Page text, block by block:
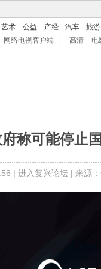
艺术 公益 产经 汽车 旅游
网络电视客户端 高清 电
称可能停止
| 进入复兴论坛 | 来源